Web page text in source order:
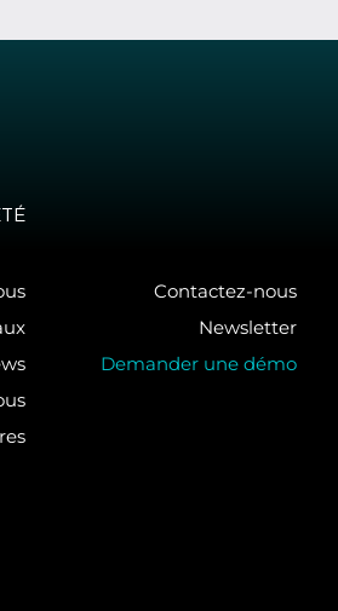
Contactez-nous
Newsletter
Demander une démo